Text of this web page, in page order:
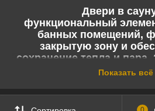
Двери в
функциональный
банных помещений,
закрытую зону и
сохранение тепла и
интерьеру домашней
двери.
Показать всё